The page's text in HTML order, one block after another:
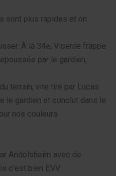
sont plus rapides et on
À la 34e, Vicente frappe
par le gardien,
terrain, vite tiré par Lucas
le gardien et conclut dans le
nos couleurs
Andolsheim avec de
c'est bien EVV